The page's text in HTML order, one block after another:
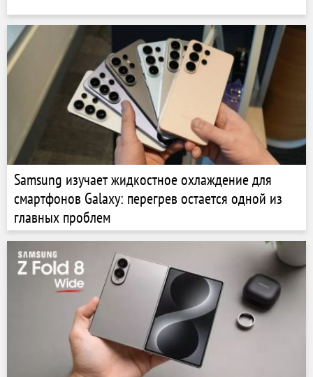
Samsung изучает жидкостное охлаждение для
смартфонов Galaxy: перегрев остается одной из
главных проблем